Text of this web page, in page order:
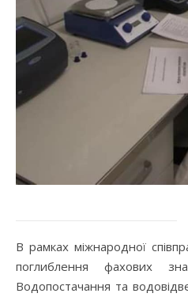
В рамках міжнародної
поглиблення фахових
Водопостачання та